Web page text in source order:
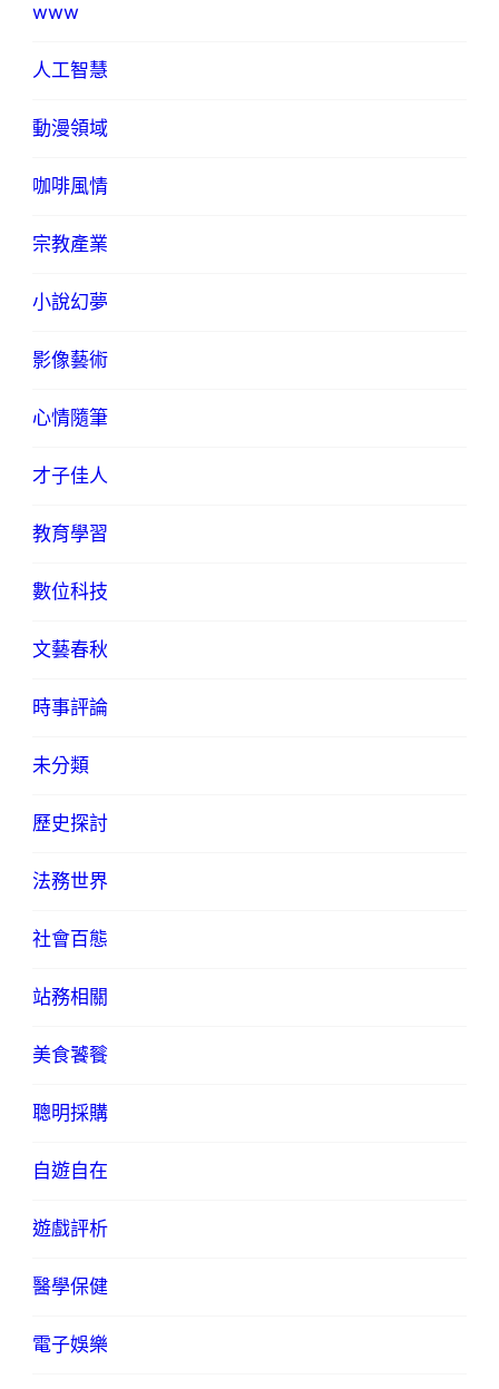
www
人工智慧
動漫領域
咖啡風情
宗教產業
小說幻夢
影像藝術
心情隨筆
才子佳人
教育學習
數位科技
文藝春秋
時事評論
未分類
歷史探討
法務世界
社會百態
站務相關
美食饕餮
聰明採購
自遊自在
遊戲評析
醫學保健
電子娛樂